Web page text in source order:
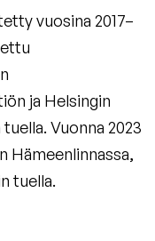
vuosina 2017–
ja Helsingin
Vuonna 2023
Hämeenlinnassa,
tuella.